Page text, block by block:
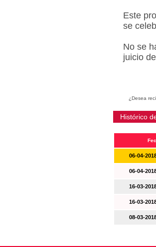
Este
se
No se
juicio
¿Desea
Histórico
06-04-
06-04-
16-03-
16-03-
08-03-